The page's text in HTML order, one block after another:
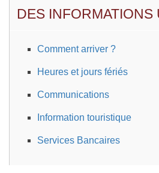
DES INFORMATIONS
Comment arriver ?
Heures et jours fériés
Communications
Information touristique
Services Bancaires